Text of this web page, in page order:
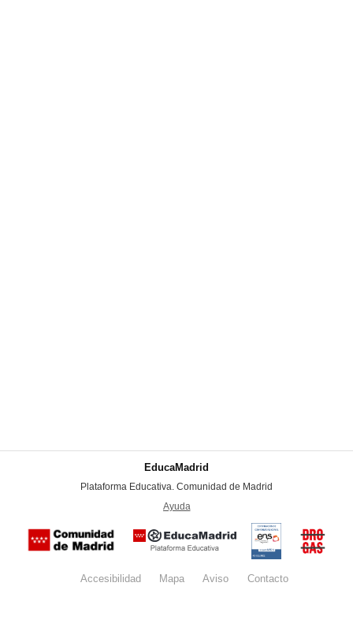
EducaMadrid
Plataforma Educativa. Comunidad de Madrid
Ayuda
Certificación
conformidad
con el
Nacional de
Seguridad
del
Accesibilidad Mapa Aviso legalContacto